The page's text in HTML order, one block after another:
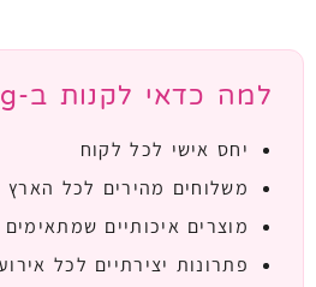
למה כדאי לקנות ב-Noga Nog?
יחס אישי לכל לקוח
משלוחים מהירים לכל הארץ
מוצרים איכותיים שמתאימים
פתרונות יצירתיים לכל